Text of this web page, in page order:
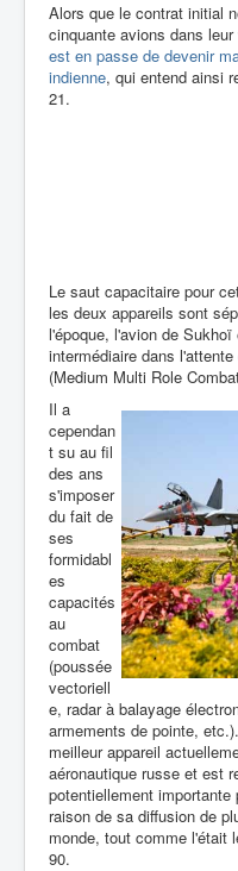
Alors que le contrat initial
cinquante avions dans
est en passe de devenir
indienne, qui entend ainsi
21.
Le saut capacitaire pour
les deux appareils sont
l'époque, l'avion de
intermédiaire dans l'attente
(Medium Multi Role
Il a
cependan
t su au fil
des ans
s'imposer
du fait de
ses
formidabl
es
capacités
au
combat
(poussée
vectoriell
e, radar à balayage
armements de pointe,
meilleur appareil
aéronautique russe et est
potentiellement
raison de sa diffusion de
monde, tout comme l'était
90.